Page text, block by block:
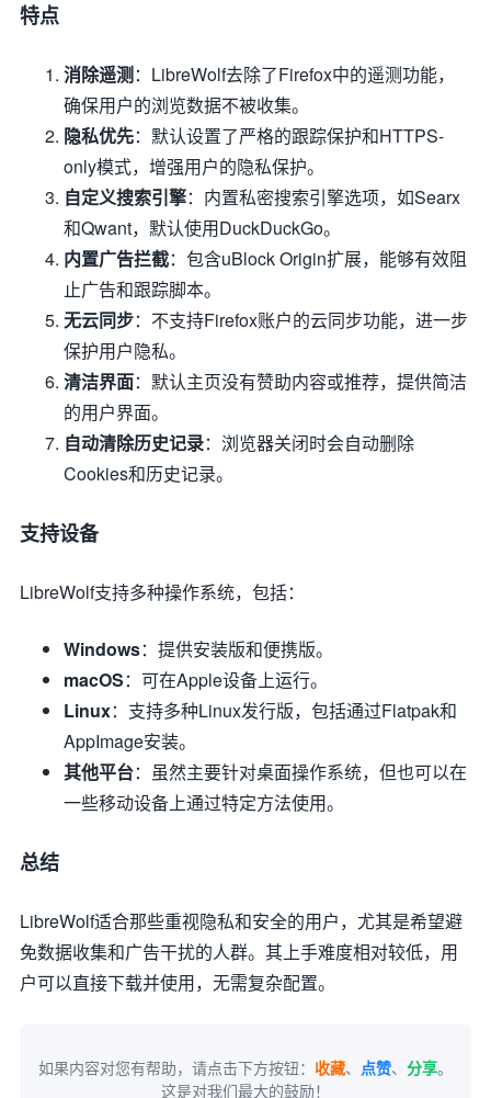
特点
消除遥测：LibreWolf去除了Firefox中的遥测功能，
确保用户的浏览数据不被收集。
隐私优先：默认设置了严格的跟踪保护和HTTPS-
only模式，增强用户的隐私保护。
自定义搜索引擎：内置私密搜索引擎选项，如Searx
和Qwant，默认使用DuckDuckGo。
内置广告拦截：包含uBlock Origin扩展，能够有效阻
止广告和跟踪脚本。
无云同步：不支持Firefox账户的云同步功能，进一步
保护用户隐私。
清洁界面：默认主页没有赞助内容或推荐，提供简洁
的用户界面。
自动清除历史记录：浏览器关闭时会自动删除
Cookies和历史记录。
支持设备
LibreWolf支持多种操作系统，包括：
Windows：提供安装版和便携版。
macOS：可在Apple设备上运行。
Linux：支持多种Linux发行版，包括通过Flatpak和
AppImage安装。
其他平台：虽然主要针对桌面操作系统，但也可以在
一些移动设备上通过特定方法使用。
总结
LibreWolf适合那些重视隐私和安全的用户，尤其是希望避
免数据收集和广告干扰的人群。其上手难度相对较低，用
户可以直接下载并使用，无需复杂配置。
如果内容对您有帮助，请点击下方按钮： 收藏、 点赞、 分享。
这是对我们最大的鼓励！